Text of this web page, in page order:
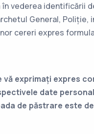
vederea identificării
General,
cereri expres
exprimați expres
date
de păstrare este